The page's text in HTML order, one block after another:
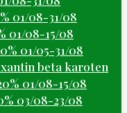
01/08-31/08
01/08-15/08
01/05-31/08
beta karoten
01/08-15/08
03/08-23/08